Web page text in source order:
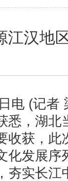
江汉地
(记者
悉，湖北
收获，此
化发展序
夯实长江